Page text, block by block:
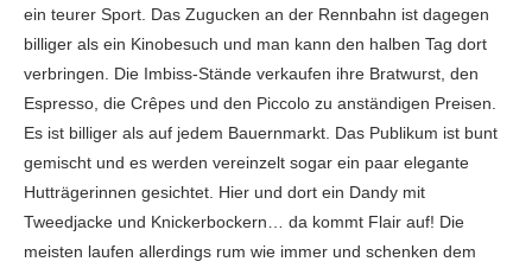
ein teurer Sport. Das Zugucken an der Rennbahn ist dagegen
billiger als ein Kinobesuch und man kann den halben Tag dort
verbringen. Die Imbiss-Stände verkaufen ihre Bratwurst, den
Espresso, die Crêpes und den Piccolo zu anständigen Preisen.
Es ist billiger als auf jedem Bauernmarkt. Das Publikum ist bunt
gemischt und es werden vereinzelt sogar ein paar elegante
Hutträgerinnen gesichtet. Hier und dort ein Dandy mit
Tweedjacke und Knickerbockern… da kommt Flair auf! Die
meisten laufen allerdings rum wie immer und schenken dem